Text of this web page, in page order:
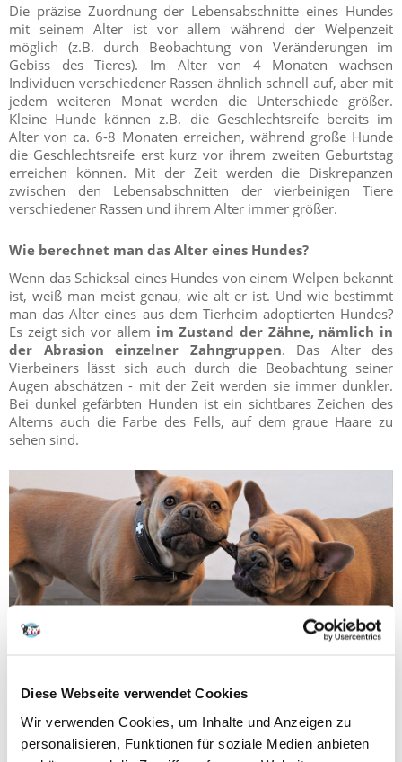
Diese Webseite verwendet Cookies
Wir verwenden Cookies, um Inhalte und Anzeigen zu
personalisieren, Funktionen für soziale Medien anbieten
Die präzise Zuordnung der Lebensabschnitte eines Hundes
mit seinem Alter ist vor allem während der Welpenzeit
möglich (z.B. durch Beobachtung von Veränderungen im
Gebiss des Tieres). Im Alter von 4 Monaten wachsen
Individuen verschiedener Rassen ähnlich schnell auf, aber mit
jedem weiteren Monat werden die Unterschiede größer.
Kleine Hunde können z.B. die Geschlechtsreife bereits im
Alter von ca. 6-8 Monaten erreichen, während große Hunde
die Geschlechtsreife erst kurz vor ihrem zweiten Geburtstag
erreichen können. Mit der Zeit werden die Diskrepanzen
zwischen den Lebensabschnitten der vierbeinigen Tiere
verschiedener Rassen und ihrem Alter immer größer.
Wie berechnet man das Alter eines Hundes?
Wenn das Schicksal eines Hundes von einem Welpen bekannt
ist, weiß man meist genau, wie alt er ist. Und wie bestimmt
man das Alter eines aus dem Tierheim adoptierten Hundes?
Es zeigt sich vor allem im Zustand der Zähne, nämlich in
der Abrasion einzelner Zahngruppen. Das Alter des
Vierbeiners lässt sich auch durch die Beobachtung seiner
Augen abschätzen - mit der Zeit werden sie immer dunkler.
Bei dunkel gefärbten Hunden ist ein sichtbares Zeichen des
Alterns auch die Farbe des Fells, auf dem graue Haare zu
sehen sind.
Ist es möglich, das Alter eines Hundes in Menschenjahre
umzurechnen?